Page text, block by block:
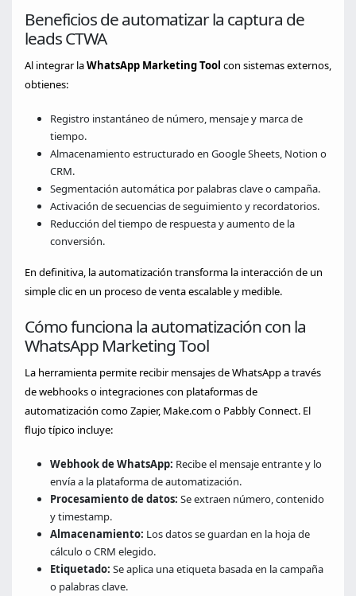
Beneficios de automatizar la captura de
leads CTWA
Al integrar laWhatsApp Marketing Tool con sistemas externos,
obtienes:
Registro instantáneo de número, mensaje y marca de
tiempo.
Almacenamiento estructurado en Google Sheets, Notion o
CRM.
Segmentación automática por palabras clave o campaña.
Activación de secuencias de seguimiento y recordatorios.
Reducción del tiempo de respuesta y aumento de la
conversión.
En definitiva, la automatización transforma la interacción de un
simple clic en un proceso de venta escalable y medible.
Cómo funciona la automatización con la
WhatsApp Marketing Tool
La herramienta permite recibir mensajes de WhatsApp a través
de webhooks o integraciones con plataformas de
automatización como Zapier, Make.com o Pabbly Connect. El
flujo típico incluye:
Webhook de WhatsApp: Recibe el mensaje entrante y lo
envía a la plataforma de automatización.
Procesamiento de datos: Se extraen número, contenido
y timestamp.
Almacenamiento: Los datos se guardan en la hoja de
cálculo o CRM elegido.
Etiquetado: Se aplica una etiqueta basada en la campaña
o palabras clave.